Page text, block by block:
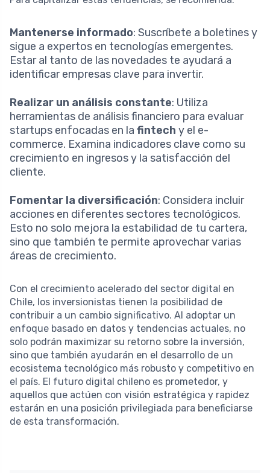
Mantenerse informado: Suscríbete a boletines y
sigue a expertos en tecnologías emergentes.
Estar al tanto de las novedades te ayudará a
identificar empresas clave para invertir.
Realizar un análisis constante: Utiliza
herramientas de análisis financiero para evaluar
startups enfocadas en la fintech y el e-
commerce. Examina indicadores clave como su
crecimiento en ingresos y la satisfacción del
cliente.
Fomentar la diversificación: Considera incluir
acciones en diferentes sectores tecnológicos.
Esto no solo mejora la estabilidad de tu cartera,
sino que también te permite aprovechar varias
áreas de crecimiento.
Con el crecimiento acelerado del sector digital en
Chile, los inversionistas tienen la posibilidad de
contribuir a un cambio significativo. Al adoptar un
enfoque basado en datos y tendencias actuales, no
solo podrán maximizar su retorno sobre la inversión,
sino que también ayudarán en el desarrollo de un
ecosistema tecnológico más robusto y competitivo en
el país. El futuro digital chileno es prometedor, y
aquellos que actúen con visión estratégica y rapidez
estarán en una posición privilegiada para beneficiarse
de esta transformación.